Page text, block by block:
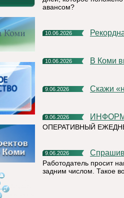
авансом?
10.06.2026
10.06.2026 В
9.06.2026 Скажи
9.06.2026
ОПЕРАТИВНЫЙ
9.06.2026
Работодатель просит
задним числом. Такое